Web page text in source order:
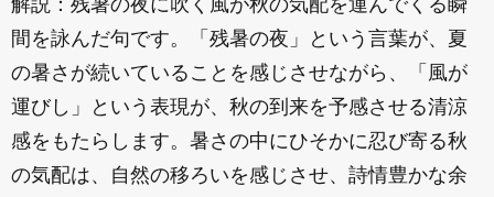
解説：残暑の夜に吹く風が秋の気配を運んでくる瞬
間を詠んだ句です。「残暑の夜」という言葉が、夏
の暑さが続いていることを感じさせながら、「風が
運びし」という表現が、秋の到来を予感させる清涼
感をもたらします。暑さの中にひそかに忍び寄る秋
の気配は、自然の移ろいを感じさせ、詩情豊かな余